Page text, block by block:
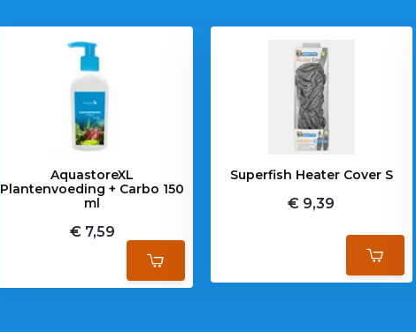
AquastoreXL
Plantenvoeding + Carbo 150
ml
€ 7,59
Superfish Heater Cover S
€ 9,39